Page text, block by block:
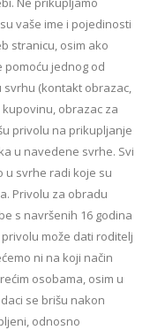
vaše ime i pojedinosti
stranicu, osim ako
jednog od
(kontakt obrazac,
obrazac za
privolu na prikupljanje
u navedene svrhe. Svi
u svrhe radi koje su
Privolu za obradu
s navršenih 16 godina
može dati roditelj
ni na koji način
osobama, osim u
se brišu nakon
odnosno